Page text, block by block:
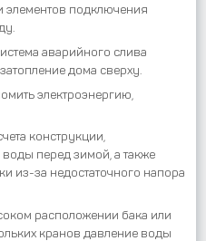
элементов подключения
аварийного слива
дома сверху.
электроэнергию,
конструкции,
перед зимой, а также
из-за недостаточного напора
расположении бака или
кранов давление воды